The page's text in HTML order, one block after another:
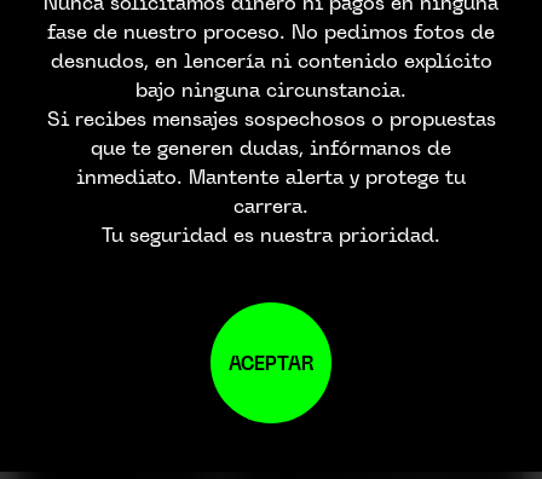
fase de nuestro proceso. No pedimos fotos de
desnudos, en lencería ni contenido explícito
bajo ninguna circunstancia.
Si recibes mensajes sospechosos o propuestas
que te generen dudas, infórmanos de
inmediato. Mantente alerta y protege tu
carrera.
Tu seguridad es nuestra prioridad.
ACEPTAR